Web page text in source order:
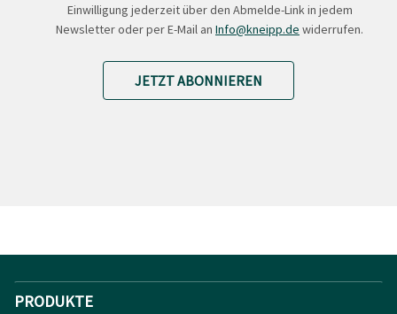
Einwilligung jederzeit über den Abmelde-Link in jedem
Newsletter oder per E-Mail an Info@kneipp.de widerrufen.
JETZT ABONNIEREN
PRODUKTE